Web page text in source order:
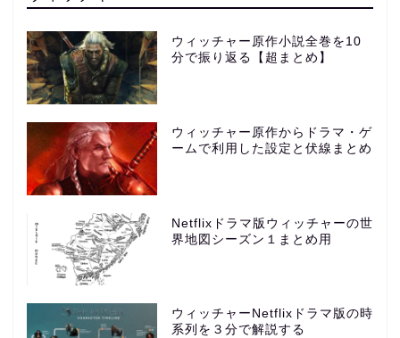
ウィッチャー原作小説全巻を10
分で振り返る【超まとめ】
ウィッチャー原作からドラマ・ゲ
ームで利用した設定と伏線まとめ
Netflixドラマ版ウィッチャーの世
界地図シーズン１まとめ用
ウィッチャーNetflixドラマ版の時
系列を３分で解説する